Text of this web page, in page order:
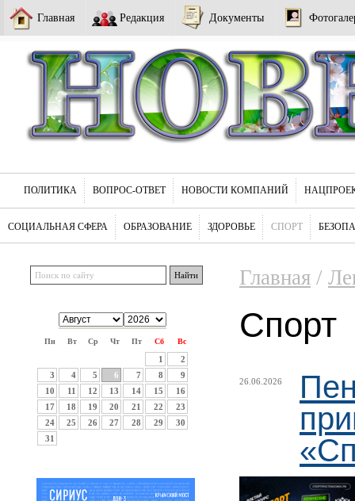
Главная Редакция Документы
ПОЛИТИКА ВОПРОС-ОТВЕТ НОВОСТИ КОМПАНИЙ
СОЦИАЛЬНАЯ СФЕРА ОБРАЗОВАНИЕ ЗДОРОВЬЕ СПОРТ
Пн Вт Ср Чт Пт Сб Вс
1
2
3
4 5 6 7 8
9
10
11 12 13 14 15
16
17
18 19 20 21 22
23
24
25 26 27 28 29
30
31
Главная /
Спорт
26.06.2026